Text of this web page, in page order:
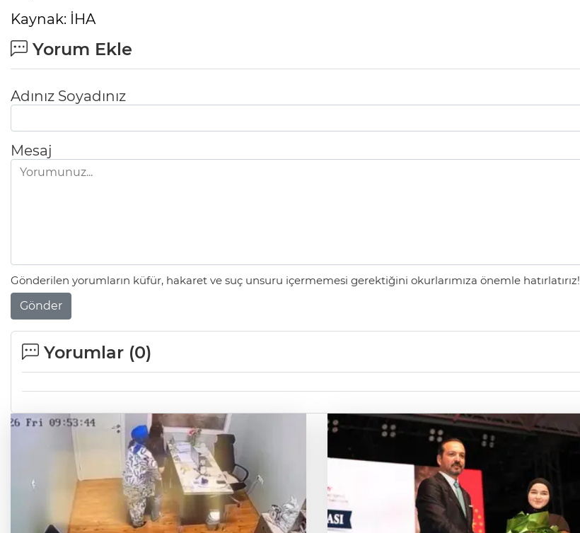
Kaynak: İHA
Yorum Ekle
Adınız Soyadınız
Mesaj
Gönderilen yorumların küfür, hakaret ve suç unsuru içermemesi gerektiğini okurlarımıza önemle hatırlatırız!
Gönder
Yorumlar (0)